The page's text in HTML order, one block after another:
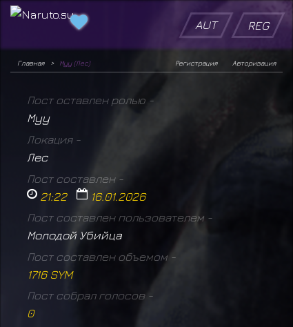
AUT REG
Главная Муу (Лес) Авторизация
Регистрация
Пост оставлен ролью -
Муу
Локация -
Лес
Пост составлен -
21:22 16.01.2026
Пост составлен пользователем -
Молодой Убийца
Пост составлен объемом -
1716 SYM
Пост собрал голосов -
0